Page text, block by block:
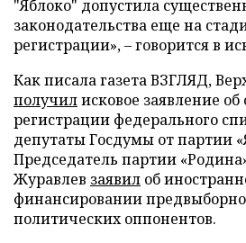
"Яблоко" допустила
законодательства еще на
регистрации», – говорится в
Как писала газета ВЗГЛЯД,
получилисковое заявление
регистрации федерального
депутаты Госдумы от партии
Председатель партии
Журавлев заявил об
финансировании
политических оппонентов.